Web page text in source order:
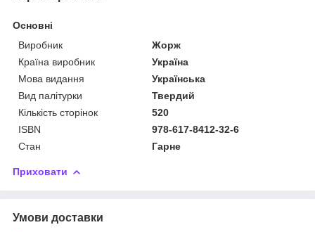
Основні
Виробник
Жорж
Країна виробник
Україна
Мова видання
Українська
Вид палітурки
Твердий
Кількість сторінок
520
ISBN
978-617-8412-32-6
Стан
Гарне
Приховати
Умови доставки